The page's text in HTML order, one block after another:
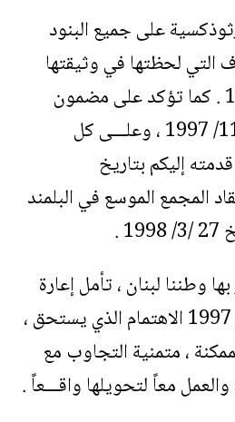
على جميع البنود
التي لحظتها في وثيقتها
تاريخ 18 / 10 / 1997 . كما تؤكد على مضمون
بيـــانـــها تاريخ 13 /11/ 1997 ، وعلـــى كل
إليكم بتاريخ
انعقاد المجمع الموسع في البلمند
.
وطننا لبنان ، تأمل إعارة
كتابها تاريخ 18 تموز 1997 الاهتمام الذي يستحق ،
، متمنية التجاوب مع
معاً لتحويلها واقـــعاً .